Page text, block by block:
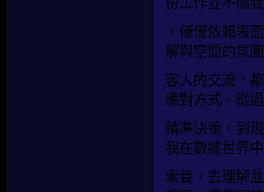
，僅僅依賴表
解與空間的氛
客人的交流，
應對方式。從
精準決策，到
我在數據世界
素養，去理解